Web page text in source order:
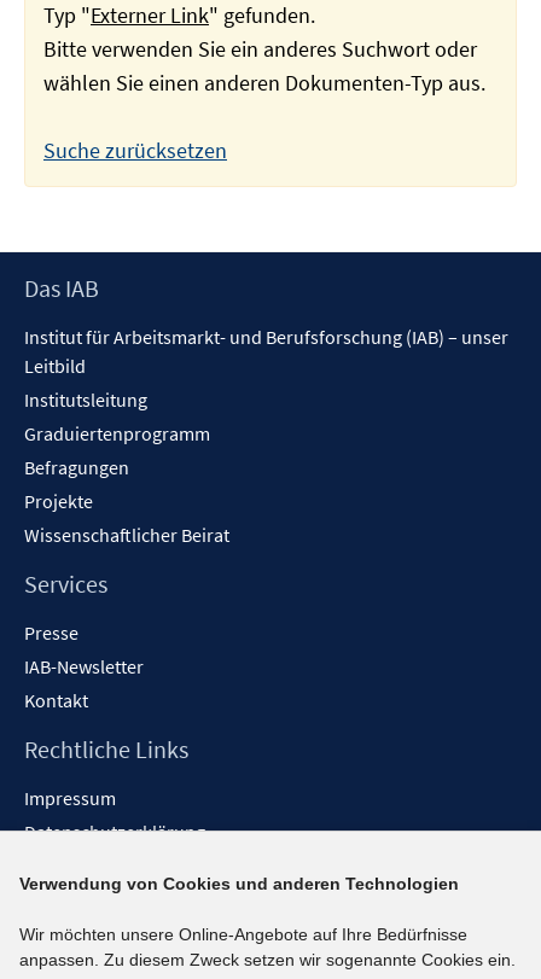
Typ "Externer Link" gefunden.
Bitte verwenden Sie ein anderes Suchwort oder
wählen Sie einen anderen Dokumenten-Typ aus.
Suche zurücksetzen
Footer
Das IAB
Institut für Arbeitsmarkt- und Berufsforschung (IAB) – unser
Leitbild
Institutsleitung
Graduiertenprogramm
Befragungen
Projekte
Wissenschaftlicher Beirat
Services
Presse
IAB-Newsletter
Kontakt
Rechtliche Links
Impressum
Datenschutzerklärung
Barrieren melden
Social-Media-Kanäle
Verwendung von Cookies und anderen Technologien
Wir möchten unsere Online-Angebote auf Ihre Bedürfnisse
anpassen. Zu diesem Zweck setzen wir sogenannte Cookies ein.